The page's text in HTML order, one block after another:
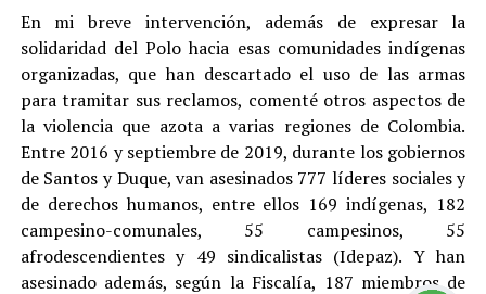
En mi breve intervención, además de expresar la
solidaridad del Polo hacia esas comunidades indígenas
organizadas, que han descartado el uso de las armas
para tramitar sus reclamos, comenté otros aspectos de
la violencia que azota a varias regiones de Colombia.
Entre 2016 y septiembre de 2019, durante los gobiernos
de Santos y Duque, van asesinados 777 líderes sociales y
de derechos humanos, entre ellos 169 indígenas, 182
campesino-comunales, 55 campesinos, 55
afrodescendientes y 49 sindicalistas (Idepaz). Y han
asesinado además, según la Fiscalía, 187 miembros de